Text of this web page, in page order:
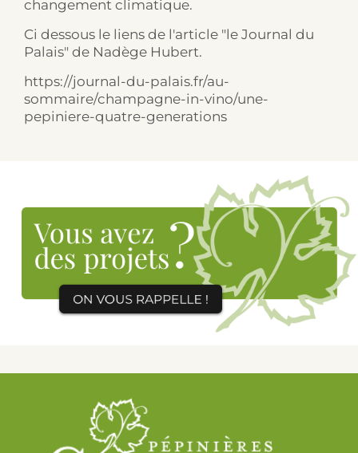
changement climatique.
Ci dessous le liens de l'article "le Journal du
Palais" de Nadège Hubert.
https://journal-du-palais.fr/au-
sommaire/champagne-in-vino/une-
pepiniere-quatre-generations